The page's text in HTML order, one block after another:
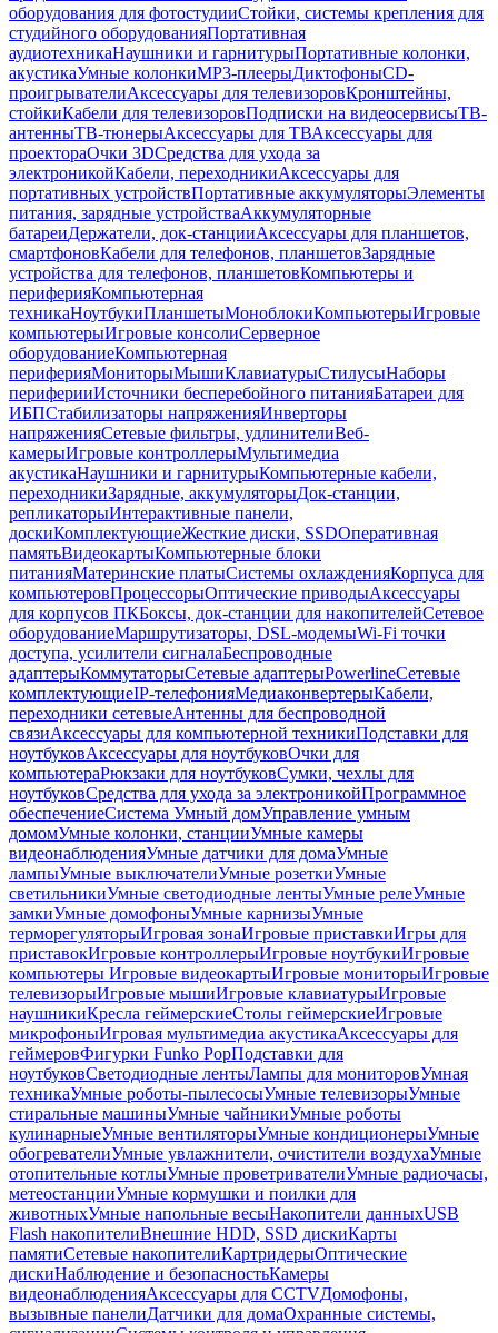
оборудования для фотостудииСтойки, системы крепления для
студийного оборудованияПортативная
аудиотехникаНаушники и гарнитурыПортативные колонки,
акустикаУмные колонкиMP3-плеерыДиктофоныCD-
проигрывателиАксессуары для телевизоровКронштейны,
стойкиКабели для телевизоровПодписки на видеосервисыТВ-
антенныТВ-тюнерыАксессуары для ТВАксессуары для
проектораОчки 3DСредства для ухода за
электроникойКабели, переходникиАксессуары для
портативных устройствПортативные аккумуляторыЭлементы
питания, зарядные устройстваАккумуляторные
батареиДержатели, док-станцииАксессуары для планшетов,
смартфоновКабели для телефонов, планшетовЗарядные
устройства для телефонов, планшетовКомпьютеры и
периферияКомпьютерная
техникаНоутбукиПланшетыМоноблокиКомпьютерыИгровые
компьютерыИгровые консолиСерверное
оборудованиеКомпьютерная
периферияМониторыМышиКлавиатурыСтилусыНаборы
периферииИсточники бесперебойного питанияБатареи для
ИБПСтабилизаторы напряженияИнверторы
напряженияСетевые фильтры, удлинителиВеб-
камерыИгровые контроллерыМультимедиа
акустикаНаушники и гарнитурыКомпьютерные кабели,
переходникиЗарядные, аккумуляторыДок-станции,
репликаторыИнтерактивные панели,
доскиКомплектующиеЖесткие диски, SSDОперативная
памятьВидеокартыКомпьютерные блоки
питанияМатеринские платыСистемы охлажденияКорпуса для
компьютеровПроцессорыОптические приводыАксессуары
для корпусов ПКБоксы, док-станции для накопителейСетевое
оборудованиеМаршрутизаторы, DSL-модемыWi-Fi точки
доступа, усилители сигналаБеспроводные
адаптерыКоммутаторыСетевые адаптерыPowerlineСетевые
комплектующиеIP-телефонияМедиаконвертерыКабели,
переходники сетевыеАнтенны для беспроводной
связиАксессуары для компьютерной техникиПодставки для
ноутбуковАксессуары для ноутбуковОчки для
компьютераРюкзаки для ноутбуковСумки, чехлы для
ноутбуковСредства для ухода за электроникойПрограммное
обеспечениеСистема Умный домУправление умным
домомУмные колонки, станцииУмные камеры
видеонаблюденияУмные датчики для домаУмные
лампыУмные выключателиУмные розеткиУмные
светильникиУмные светодиодные лентыУмные релеУмные
замкиУмные домофоныУмные карнизыУмные
терморегуляторыИгровая зонаИгровые приставкиИгры для
приставокИгровые контроллерыИгровые ноутбукиИгровые
компьютеры Игровые видеокартыИгровые мониторыИгровые
телевизорыИгровые мышиИгровые клавиатурыИгровые
наушникиКресла геймерскиеСтолы геймерскиеИгровые
микрофоныИгровая мультимедиа акустикаАксессуары для
геймеровФигурки Funko PopПодставки для
ноутбуковСветодиодные лентыЛампы для мониторовУмная
техникаУмные роботы-пылесосыУмные телевизорыУмные
стиральные машиныУмные чайникиУмные роботы
кулинарныеУмные вентиляторыУмные кондиционерыУмные
обогревателиУмные увлажнители, очистители воздухаУмные
отопительные котлыУмные проветривателиУмные радиочасы,
метеостанцииУмные кормушки и поилки для
животныхУмные напольные весыНакопители данныхUSB
Flash накопителиВнешние HDD, SSD дискиКарты
памятиСетевые накопителиКартридерыОптические
дискиНаблюдение и безопасностьКамеры
видеонаблюденияАксессуары для CCTVДомофоны,
вызывные панелиДатчики для домаОхранные системы,